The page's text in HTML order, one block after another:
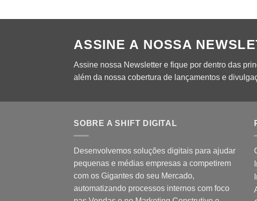
ASSINE A NOSSA
Assine nossa Newsletter e fique por dentro das
além da nossa cobertura de lançamentos e
SOBRE A SHIFT DIGITAL
Desenvolvemos soluções digitais para ajudar
pequenas e médias empresas a competirem
com os Gigantes do seu Mercado,
automatizando processos internos com foco